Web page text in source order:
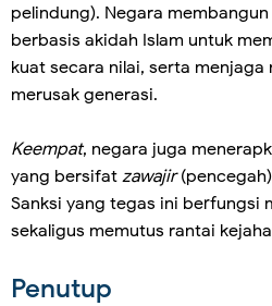
pelindung). Negara
berbasis akidah Islam untuk
kuat secara nilai, serta
merusak generasi.
Keempat, negara juga
yang bersifat zawajir
Sanksi yang tegas ini berfungsi
sekaligus memutus rantai
Penutup